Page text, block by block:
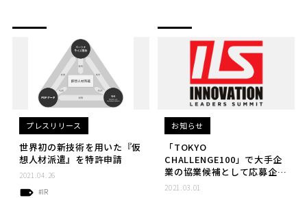
プレスリリース
世界初の新技術を用いた『仮
想人材派遣』を特許申請
2021.04.26
#IR
お知らせ
「TOKYO
CHALLENGE100」で大手企
業の協業候補として応募企業
中最多選出となりました
2021.03.01